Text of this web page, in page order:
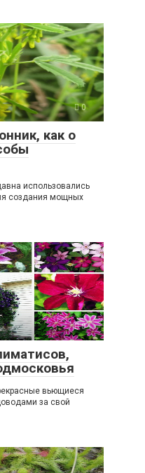
0
как о
использовались
создания мощных
0
вьющиеся
за свой